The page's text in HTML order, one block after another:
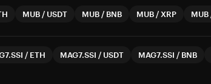
MUB / USDT MUB / BNB MUB / XRP MUB
/ ETH MAG7.SSI / USDT MAG7.SSI / BNB